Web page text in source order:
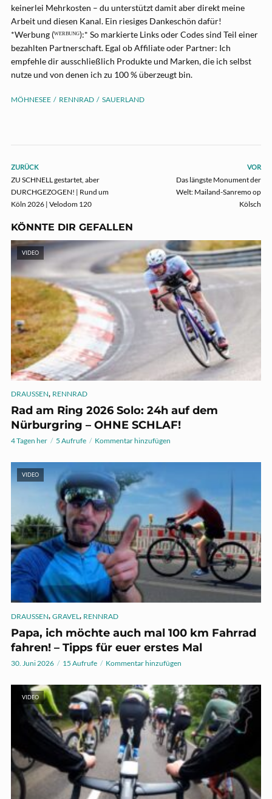
keinerlei Mehrkosten – du unterstützt damit aber direkt meine
Arbeit und diesen Kanal. Ein riesiges Dankeschön dafür!
*Werbung (ᵂᴱᴿᴮᵁᴺᴳ):* So markierte Links oder Codes sind Teil einer
bezahlten Partnerschaft. Egal ob Affiliate oder Partner: Ich
empfehle dir ausschließlich Produkte und Marken, die ich selbst
nutze und von denen ich zu 100 % überzeugt bin.
MÖHNESEE RENNRAD SAUERLAND
ZURÜCK
ZU SCHNELL gestartet, aber
DURCHGEZOGEN! | Rund um
Köln 2026 | Velodom 120
VOR
Das längste Monument der
Welt: Mailand-Sanremo op
Kölsch
KÖNNTE DIR GEFALLEN
VIDEO
DRAUSSEN, RENNRAD
Rad am Ring 2026 Solo: 24h auf dem
Nürburgring – OHNE SCHLAF!
4 Tagen her 5 Aufrufe Kommentar hinzufügen
VIDEO
DRAUSSEN, GRAVEL , RENNRAD
Papa, ich möchte auch mal 100 km Fahrrad
fahren! – Tipps für euer erstes Mal
30. Juni 2026 15 Aufrufe Kommentar hinzufügen
VIDEO